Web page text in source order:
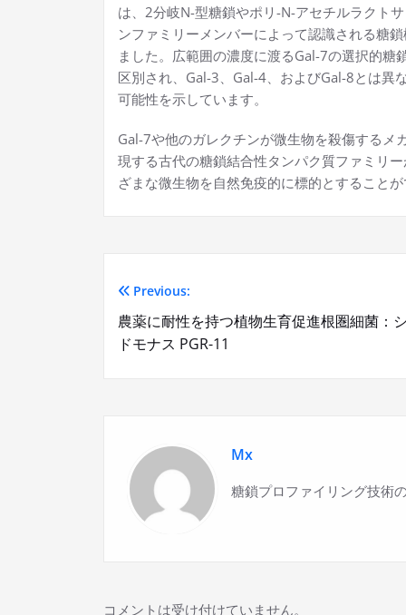
は、2分岐N-型糖鎖やポリ-N-アセチルラクト
ンファミリーメンバーによって認識される糖
ました。広範囲の濃度に渡るGal-7の選択的
区別され、Gal-3、Gal-4、およびGal-8とは異
可能性を示しています。
Gal-7や他のガレクチンが微生物を殺傷する
現する古代の糖鎖結合性タンパク質ファミリ
ざまな微生物を自然免疫的に標的とすること
投
稿
ゲ
ー
ョ
Previous:
農薬に耐性を持つ植物生育促進根圏細菌：
ドモナス PGR-11
Mx
糖鎖プロファイリング技術
コメントは受け付けていません。